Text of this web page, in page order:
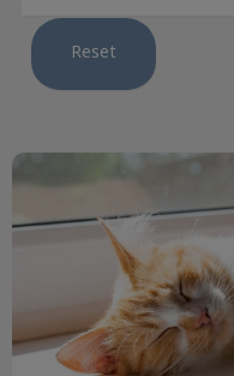
Reset
Uw kat en de hittegolf